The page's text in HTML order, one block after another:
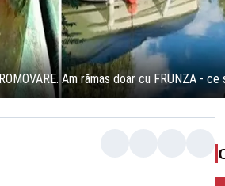
Am rămas doar cu FRUNZA -